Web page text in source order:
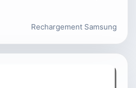
Rechargement Samsung